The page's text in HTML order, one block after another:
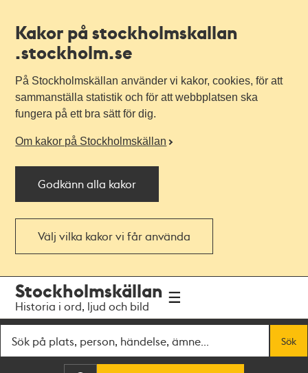
Kakor på stockholmskallan
.stockholm.se
På Stockholmskällan använder vi kakor, cookies, för att
sammanställa statistik och för att webbplatsen ska
fungera på ett bra sätt för dig.
Om kakor på Stockholmskällan
Godkänn alla kakor
Välj vilka kakor vi får använda
navigationen
huvudinnehållet
Stockholmskällan
Historia i ord, ljud och bild
Sök